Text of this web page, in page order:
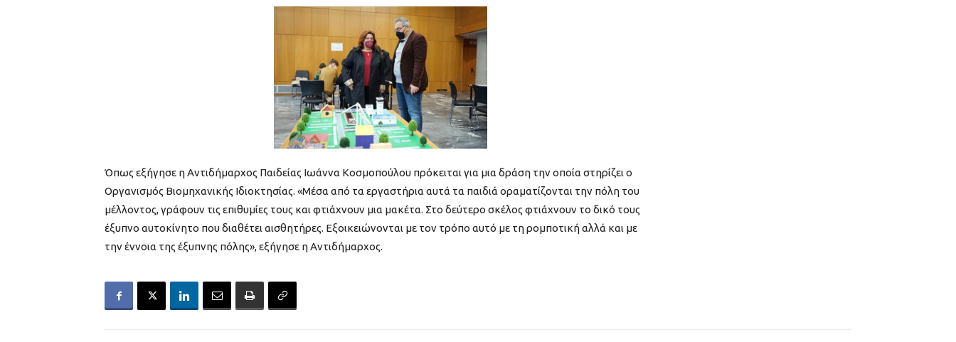
Όπως εξήγησε η Αντιδήμαρχος Παιδείας Ιωάννα Κοσμοπούλου πρόκειται για μια δράση την οποία στηρίζει ο
Οργανισμός Βιομηχανικής Ιδιοκτησίας. «Μέσα από τα εργαστήρια αυτά τα παιδιά οραματίζονται την πόλη του
μέλλοντος, γράφουν τις επιθυμίες τους και φτιάχνουν μια μακέτα. Στο δεύτερο σκέλος φτιάχνουν το δικό τους
έξυπνο αυτοκίνητο που διαθέτει αισθητήρες. Εξοικειώνονται με τον τρόπο αυτό με τη ρομποτική αλλά και με
την έννοια της έξυπνης πόλης», εξήγησε η Αντιδήμαρχος.